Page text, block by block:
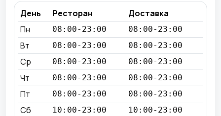
День Ресторан
Доставка
Пн
08:00-23:00 08:00-23:00
Вт 08:00-23:00 08:00-23:00
Ср 08:00-23:00 08:00-23:00
Чт 08:00-23:00 08:00-23:00
Пт 08:00-23:00 08:00-23:00
Сб 10:00-23:00 10:00-23:00